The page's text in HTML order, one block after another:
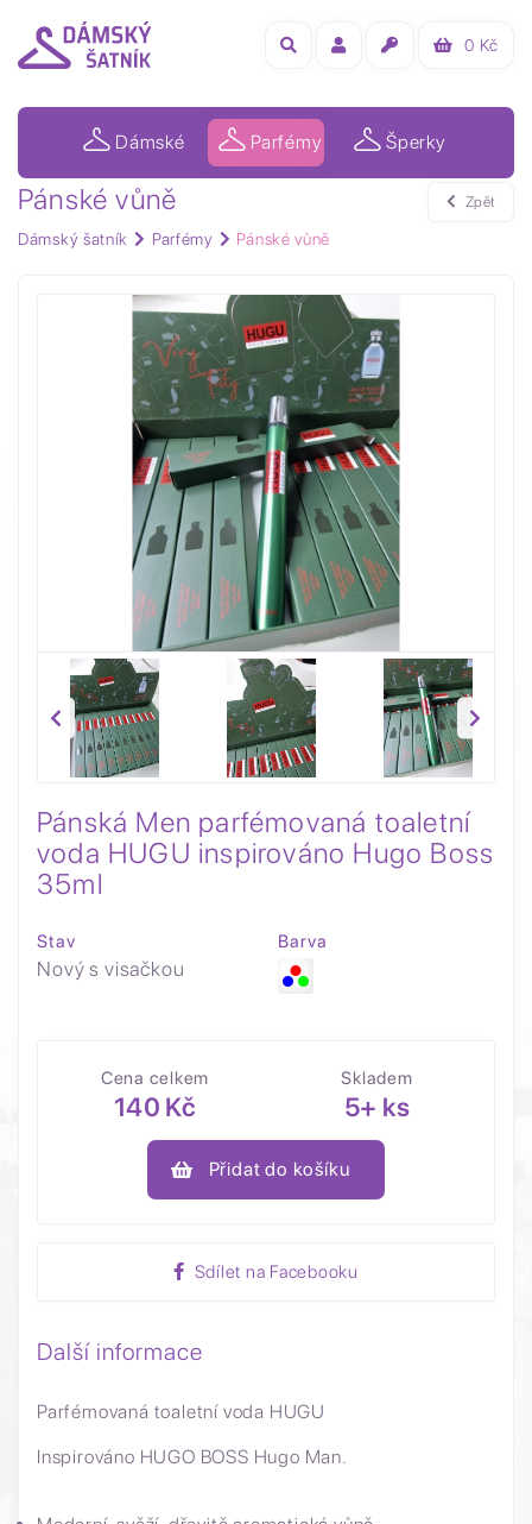
0 Kč
Dámské Parfémy Šperky
Pánské vůně
Dámský šatník Parfémy Pánské vůně
Zpět
Pánská Men parfémovaná toaletní
voda HUGU inspirováno Hugo Boss
35ml
Stav
Nový s visačkou
Barva
Cena celkem
140 Kč
Skladem
5+ ks
Přidat do košíku
Sdílet na Facebooku
Další informace
Parfémovaná toaletní voda HUGU
Inspirováno HUGO BOSS Hugo Man.